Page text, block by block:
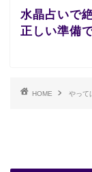
水晶占いで
正しい準備
HOME やって